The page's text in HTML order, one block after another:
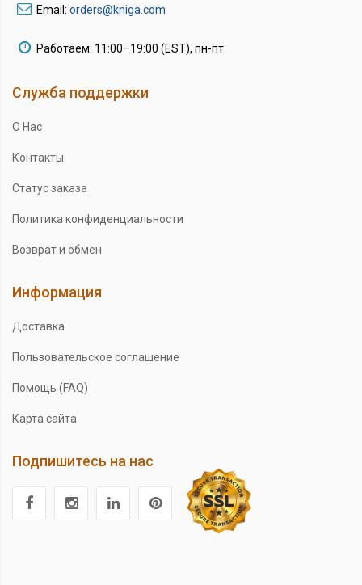
Email: orders@kniga.com
Работаем: 11:00–19:00 (EST), пн-пт
Служба поддержки
О Нас
Контакты
Статус заказа
Политика конфиденциальности
Возврат и обмен
Информация
Доставка
Пользовательское соглашение
Помощь (FAQ)
Карта сайта
Подпишитесь на нас